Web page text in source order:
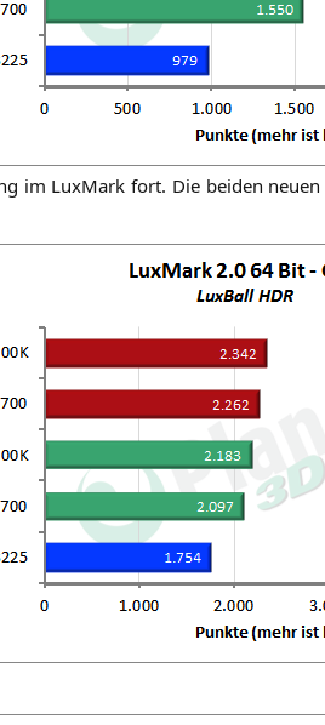
im Lux­Mark fort. Die bei­den